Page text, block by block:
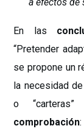
a efectos
En las
“Pretender
se propone un
la necesidad
o
comprobación: